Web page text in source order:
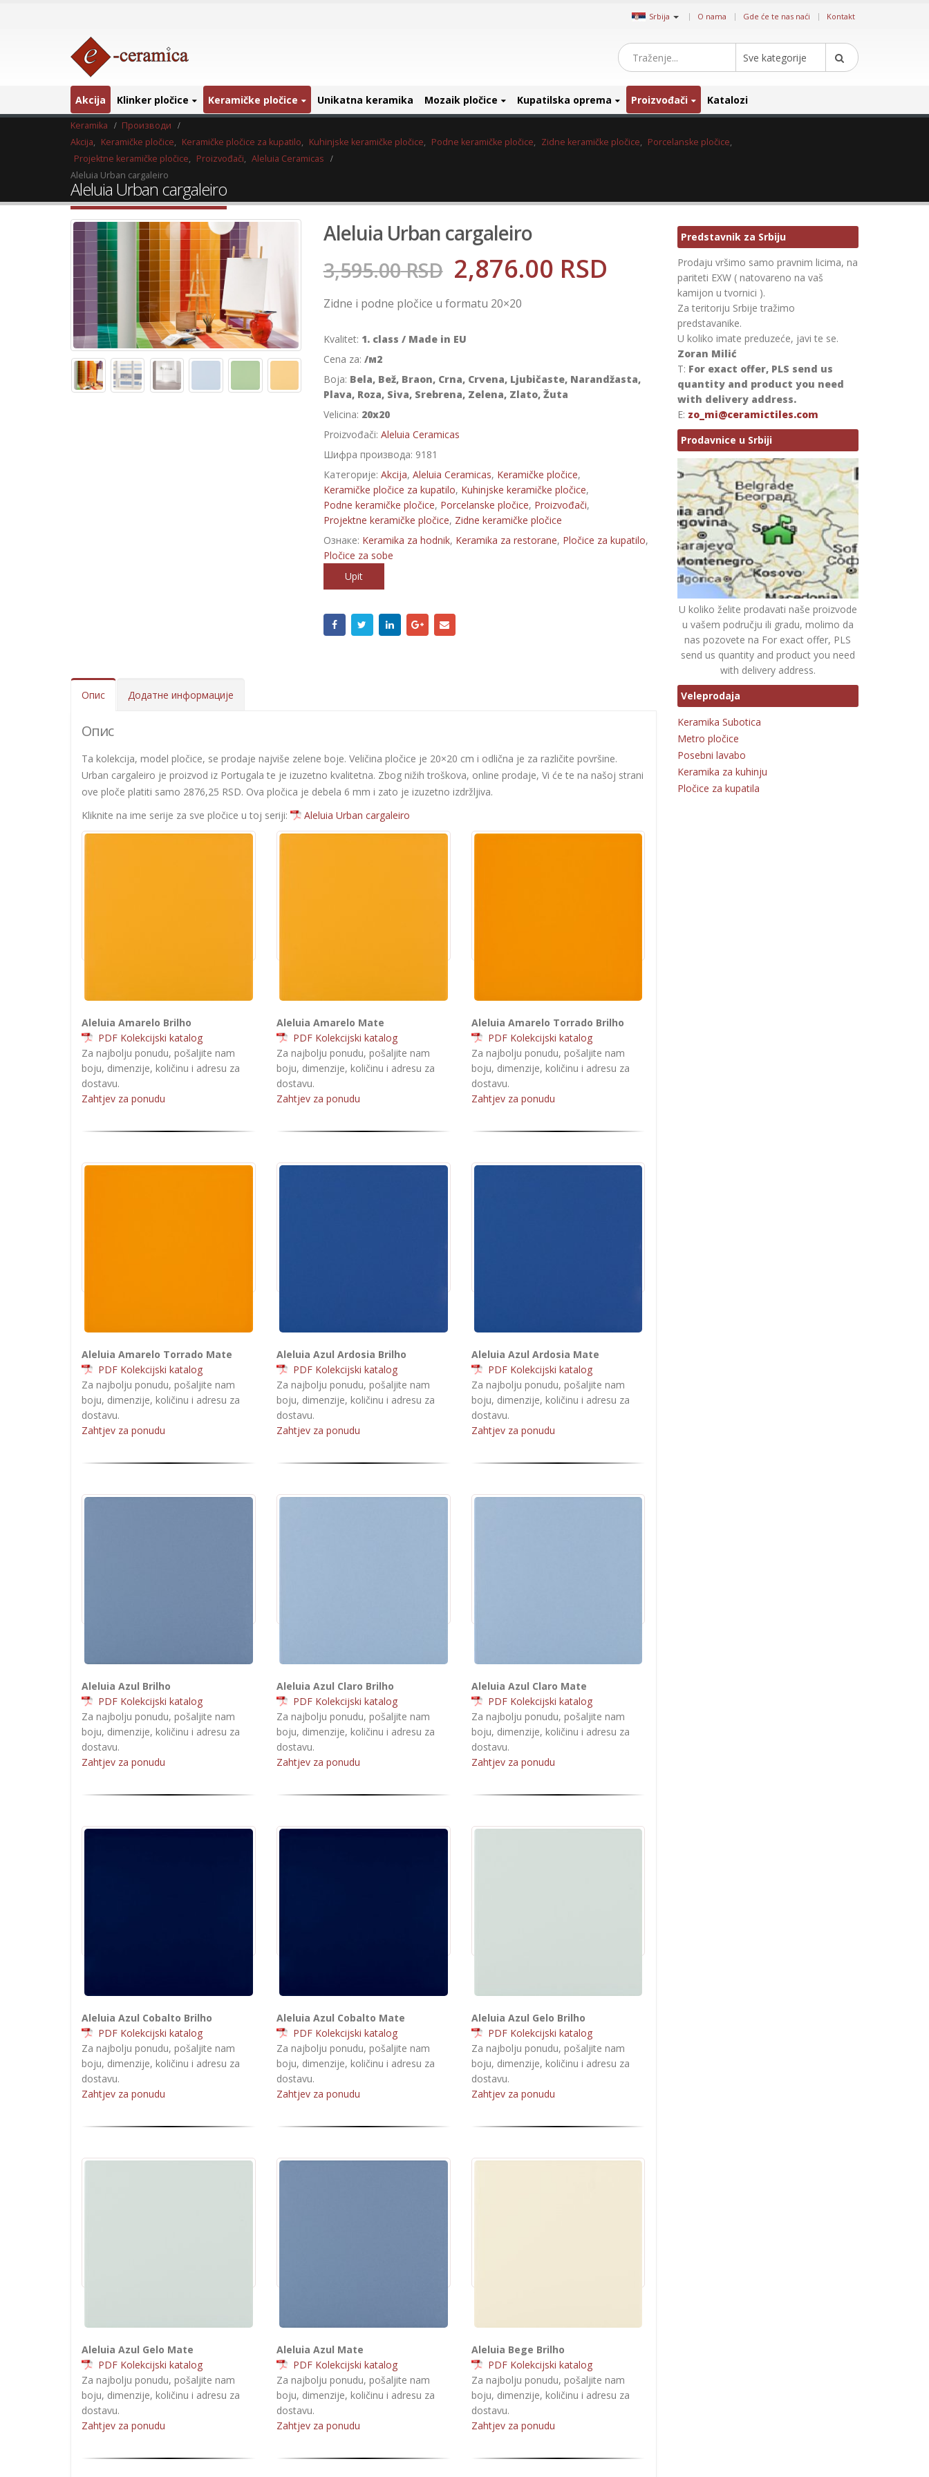
Srbija | O nama Gde će te nas naći Kontakt
Sve kategorije
Akcija Klinker pločice Keramičke pločice Unikatna keramika Mozaik pločice Kupatilska oprema Proizvođači Katalozi
Keramika
Производи
Akcija, Keramičke pločice, Keramičke pločice za kupatilo, Kuhinjske keramičke pločice, Podne keramičke pločice, Zidne keramičke pločice, Porcelanske pločice,
Projektne keramičke pločice, Proizvođači, Aleluia Ceramicas
Aleluia Urban cargaleiro
Aleluia Urban cargaleiro
Aleluia Urban cargaleiro
3,595.00RSD 2,876.00 RSD
Zidne i podne pločice u formatu 20×20
Kvalitet: 1. class / Made in EU
Cena za: /м2
Boja: Bela, Bež, Braon, Crna, Crvena, Ljubičaste, Narandžasta,
Plava, Roza, Siva, Srebrena, Zelena, Zlato, Žuta
Velicina: 20x20
Proizvođači: Aleluia Ceramicas
Шифра производа: 9181
Категорије: Akcija, Aleluia Ceramicas, Keramičke pločice,
Keramičke pločice za kupatilo, Kuhinjske keramičke pločice,
Podne keramičke pločice, Porcelanske pločice, Proizvođači,
Projektne keramičke pločice, Zidne keramičke pločice
Ознаке: Keramika za hodnik, Keramika za restorane, Pločice za kupatilo,
Pločice za sobe
Upit
Опис Додатне информације
Опис
Ta kolekcija, model pločice, se prodaje najviše zelene boje. Veličina pločice je 20×20 cm i odlična je za različite površine.
Urban cargaleiro je proizvod iz Portugala te je izuzetno kvalitetna. Zbog nižih troškova, online prodaje, Vi će te na našoj strani
ove ploče platiti samo 2876,25 RSD. Ova pločica je debela 6 mm i zato je izuzetno izdržljiva.
Kliknite na ime serije za sve pločice u toj seriji:
Aleluia Urban cargaleiro
Aleluia Amarelo Brilho
PDF Kolekcijski katalog
Za najbolju ponudu, pošaljite nam
boju, dimenzije, količinu i adresu za
dostavu.
Zahtjev za ponudu
Aleluia Amarelo Mate
PDF Kolekcijski katalog
Za najbolju ponudu, pošaljite nam
boju, dimenzije, količinu i adresu za
dostavu.
Zahtjev za ponudu
Aleluia Amarelo Torrado Brilho
PDF Kolekcijski katalog
Za najbolju ponudu, pošaljite nam
boju, dimenzije, količinu i adresu za
dostavu.
Zahtjev za ponudu
Aleluia Amarelo Torrado Mate
PDF Kolekcijski katalog
Za najbolju ponudu, pošaljite nam
boju, dimenzije, količinu i adresu za
dostavu.
Zahtjev za ponudu
Aleluia Azul Ardosia Brilho
PDF Kolekcijski katalog
Za najbolju ponudu, pošaljite nam
boju, dimenzije, količinu i adresu za
dostavu.
Zahtjev za ponudu
Aleluia Azul Ardosia Mate
PDF Kolekcijski katalog
Za najbolju ponudu, pošaljite nam
boju, dimenzije, količinu i adresu za
dostavu.
Zahtjev za ponudu
Aleluia Azul Brilho
PDF Kolekcijski katalog
Za najbolju ponudu, pošaljite nam
boju, dimenzije, količinu i adresu za
dostavu.
Zahtjev za ponudu
Aleluia Azul Claro Brilho
PDF Kolekcijski katalog
Za najbolju ponudu, pošaljite nam
boju, dimenzije, količinu i adresu za
dostavu.
Zahtjev za ponudu
Aleluia Azul Claro Mate
PDF Kolekcijski katalog
Za najbolju ponudu, pošaljite nam
boju, dimenzije, količinu i adresu za
dostavu.
Zahtjev za ponudu
Aleluia Azul Cobalto Brilho
PDF Kolekcijski katalog
Za najbolju ponudu, pošaljite nam
boju, dimenzije, količinu i adresu za
dostavu.
Zahtjev za ponudu
Aleluia Azul Cobalto Mate
PDF Kolekcijski katalog
Za najbolju ponudu, pošaljite nam
boju, dimenzije, količinu i adresu za
dostavu.
Zahtjev za ponudu
Aleluia Azul Gelo Brilho
PDF Kolekcijski katalog
Za najbolju ponudu, pošaljite nam
boju, dimenzije, količinu i adresu za
dostavu.
Zahtjev za ponudu
Aleluia Azul Gelo Mate
PDF Kolekcijski katalog
Za najbolju ponudu, pošaljite nam
boju, dimenzije, količinu i adresu za
dostavu.
Zahtjev za ponudu
Aleluia Azul Mate
PDF Kolekcijski katalog
Za najbolju ponudu, pošaljite nam
boju, dimenzije, količinu i adresu za
dostavu.
Zahtjev za ponudu
Aleluia Bege Brilho
PDF Kolekcijski katalog
Za najbolju ponudu, pošaljite nam
boju, dimenzije, količinu i adresu za
dostavu.
Zahtjev za ponudu
Predstavnik za Srbiju
Prodaju vršimo samo pravnim licima, na
pariteti EXW ( natovareno na vaš
kamijon u tvornici ).
Za teritoriju Srbije tražimo
predstavanike.
U koliko imate preduzeće, javi te se.
Zoran Milić
T: For exact offer, PLS send us
quantity and product you need
with delivery address.
E: zo_mi@ceramictiles.com
Prodavnice u Srbiji
U koliko želite prodavati naše proizvode
u vašem području ili gradu, molimo da
nas pozovete na For exact offer, PLS
send us quantity and product you need
with delivery address.
Veleprodaja
Keramika Subotica
Metro pločice
Posebni lavabo
Keramika za kuhinju
Pločice za kupatila